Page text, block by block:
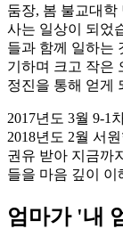
둠장, 봄 불교대학
사는 일상이 되었
들과 함께 일하는
기하며 크고 작은
정진을 통해 얻게
2017년도 3월 9-1
2018년도 2월 서
권유 받아 지금까
들을 마음 깊이 이
엄마가 '내